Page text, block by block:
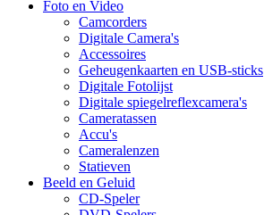
Foto en Video
Camcorders
Digitale Camera's
Accessoires
Geheugenkaarten en USB-sticks
Digitale Fotolijst
Digitale spiegelreflexcamera's
Cameratassen
Accu's
Cameralenzen
Statieven
Beeld en Geluid
CD-Speler